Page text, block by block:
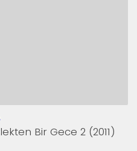
Bir Gece 2 (2011)